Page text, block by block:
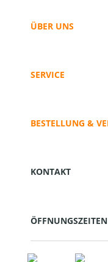
ÜBER UNS
SERVICE
BESTELLUNG &
KONTAKT
ÖFFNUNGSZEITEN